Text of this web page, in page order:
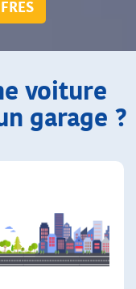
voiture
garage ?